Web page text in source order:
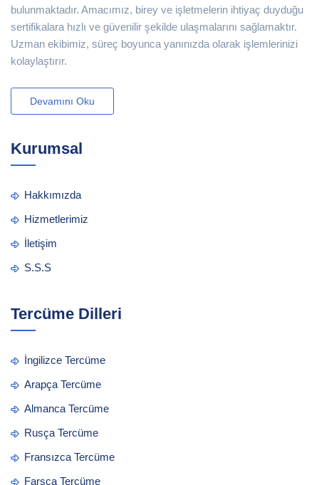
bulunmaktadır. Amacımız, birey ve işletmelerin ihtiyaç duyduğu
sertifikalara hızlı ve güvenilir şekilde ulaşmalarını sağlamaktır.
Uzman ekibimiz, süreç boyunca yanınızda olarak işlemlerinizi
kolaylaştırır.
Devamını Oku
Kurumsal
Hakkımızda
Hizmetlerimiz
İletişim
S.S.S
Tercüme Dilleri
İngilizce Tercüme
Arapça Tercüme
Almanca Tercüme
Rusça Tercüme
Fransızca Tercüme
Farsça Tercüme